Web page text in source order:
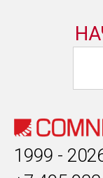
1999 -